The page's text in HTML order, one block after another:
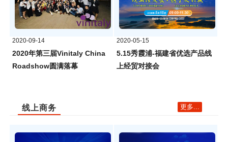
2020-09-14
2020年第三届Vinitaly China
Roadshow圆满落幕
2020-05-15
5.15秀霞浦-福建省优选产品线
上经贸对接会
线上商务 更多...